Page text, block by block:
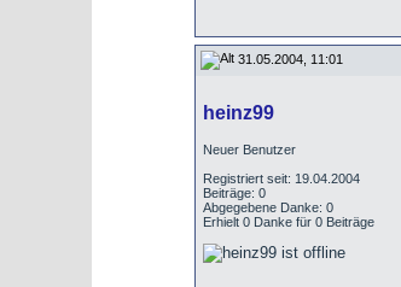
31.05.2004, 11:01
heinz99
Neuer Benutzer
Registriert seit: 19.04.2004
Beiträge: 0
Abgegebene Danke: 0
Erhielt 0 Danke für 0 Beiträge